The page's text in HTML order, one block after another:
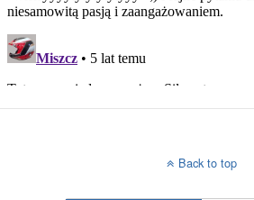
Back to top